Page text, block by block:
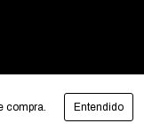
compra. Entendido